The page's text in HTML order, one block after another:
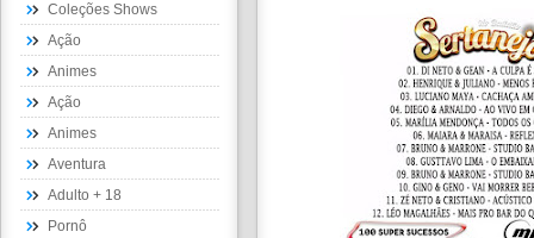
Coleções Shows
Ação
Animes
Ação
Animes
Aventura
Adulto + 18
Pornô